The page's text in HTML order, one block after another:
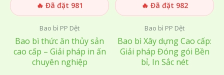
🔥 Đã đặt 981
Bao bì PP Dệt
Bao bì thức ăn thủy sản
cao cấp – Giải pháp in ấn
chuyên nghiệp
🔥 Đã đặt 982
Bao bì PP Dệt
Bao bì Xây dựng Cao cấp:
Giải pháp Đóng gói Bền
bỉ, In Sắc nét